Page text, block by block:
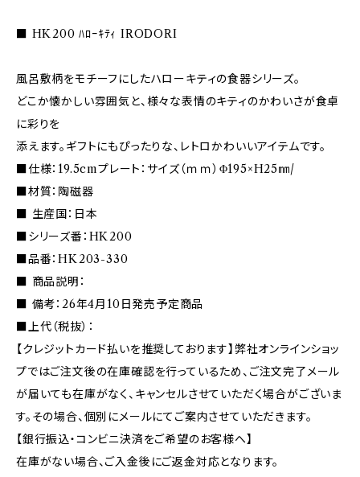
■ HK200 ﾊﾛｰｷﾃｨ IRODORI
風呂敷柄をモチーフにしたハローキティの食器シリーズ。
どこか懐かしい雰囲気と、様々な表情のキティのかわいさが食卓
に彩りを
添えます。ギフトにもぴったりな、レトロかわいいアイテムです。
■仕様：19.5cmプレート：サイズ（ｍｍ）Φ195×H25㎜/
■材質：陶磁器
■ 生産国：日本
■シリーズ番：HK200
■品番：HK203-330
■ 商品説明：
■ 備考：26年4月10日発売予定商品
■上代（税抜）：
【クレジットカード払いを推奨しております】弊社オンラインショッ
プではご注文後の在庫確認を行っているため、ご注文完了メール
が届いても在庫がなく、キャンセルさせていただく場合がございま
す。その場合、個別にメールにてご案内させていただきます。
【銀行振込・コンビニ決済をご希望のお客様へ】
在庫がない場合、ご入金後にご返金対応となります。